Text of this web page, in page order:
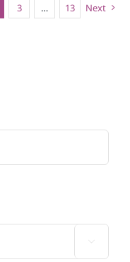
3 … 13 Next